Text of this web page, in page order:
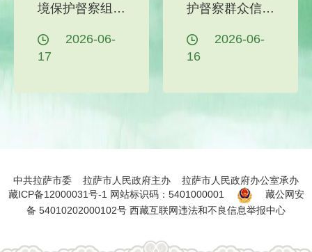
境保护督察组向
三批群众信访举
报件5件
2026-06-
17
护督察群众信访
边改公开情况
（第二十九批）
2026-06-
16
中共拉萨市委 拉萨市人民政府主办 拉萨市人民政府办公室承办
藏ICP备12000031号-1 网站标识码：5401000001
藏公网安
备 54010202000102号 西藏互联网违法和不良信息举报中心